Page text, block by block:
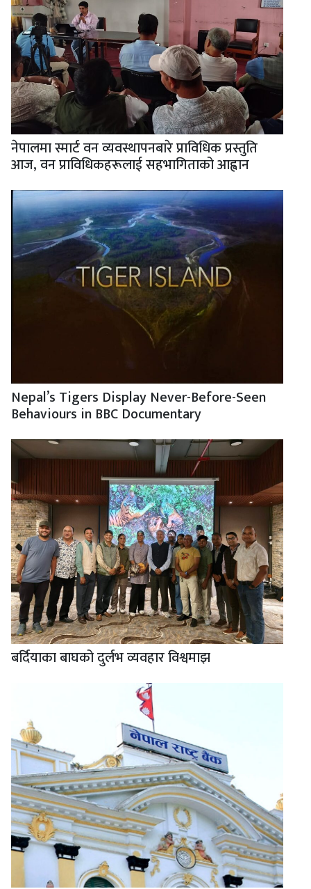
नेपालमा स्मार्ट वन व्यवस्थापनबारे प्राविधिक प्रस्तुति
आज, वन प्राविधिकहरूलाई सहभागिताको आह्वान
Nepal’s Tigers Display Never-Before-Seen
Behaviours in BBC Documentary
बर्दियाका बाघको दुर्लभ व्यवहार विश्वमाझ